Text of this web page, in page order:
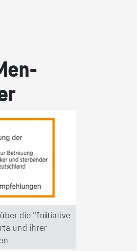
die "Initiative
und ihrer